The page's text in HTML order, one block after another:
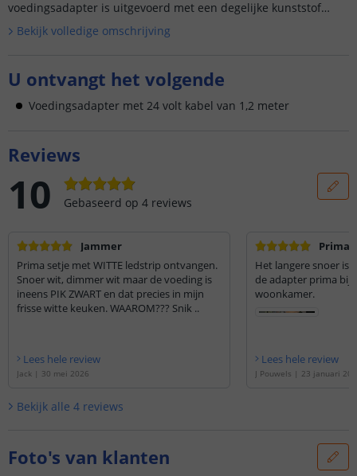
voedingsadapter is uitgevoerd met een degelijke kunststof
behuizing en is tevens vo...
Bekijk volledige omschrijving
U ontvangt het volgende
Voedingsadapter met 24 volt kabel van 1,2 meter
Reviews
10 Gebaseerd op 4 reviews
Jammer
Prima setje met WITTE ledstrip ontvangen.
Snoer wit, dimmer wit maar de voeding is
ineens PIK ZWART en dat precies in mijn
frisse witte keuken. WAAROM??? Snik ..
Lees hele review
Jack | 30 mei 2026
Prima
Het langere snoer is
de adapter prima bij
woonkamer.
Lees hele review
J Pouwels | 23 januari
Bekijk alle 4 reviews
Foto's van klanten